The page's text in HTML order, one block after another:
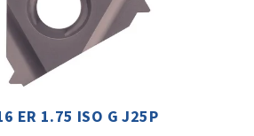
ER 1.75 ISO G J25P